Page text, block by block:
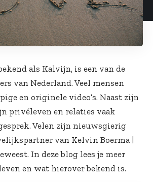
als Kalvijn, is een van de
van Nederland. Veel mensen
en originele video’s. Naast zijn
privéleven en relaties vaak
Velen zijn nieuwsgierig
van Kelvin Boerma |
In deze blog lees je meer
en wat hierover bekend is.